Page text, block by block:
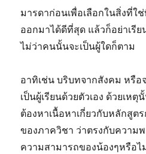
มารดาก่อนเพื่อเลือกในสิ่งที่
ออกมาได้ดีที่สุด แล้วก็อย่าเรี
ไม่ว่าคนนั้นจะเป็นผู้ใดก็ตาม
อาทิเช่น บริบทจากสังคม หรือ
เป็นผู้เรียนด้วยตัวเอง ด้วยเห
ต้องหาเนื้อหาเกี่ยวกับหลักสูต
ของภาควิชา ว่าตรงกับความ
ความสามารถของน้องๆหรือไ